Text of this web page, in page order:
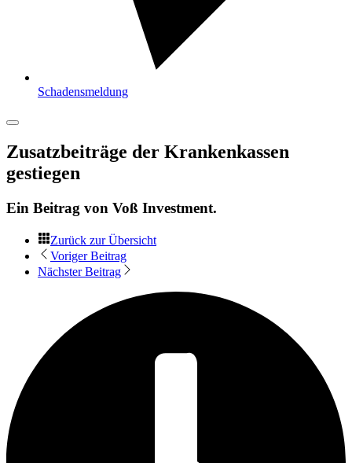
Schadensmeldung
Zusatzbeiträge der Krankenkassen
gestiegen
Ein Beitrag von Voß Investment.
Zurück zur Übersicht
Voriger Beitrag
Nächster Beitrag